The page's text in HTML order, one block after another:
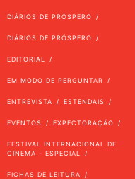
DIÁRIOS DE PRÓSPERO
DIÁRIOS DE PRÓSPERO
EDITORIAL
EM MODO DE PERGUNTAR
ENTREVISTA ESTENDAIS
EVENTOS EXPECTORAÇÃO
FESTIVAL INTERNACIONAL DE
CINEMA - ESPECIAL
FICHAS DE LEITURA